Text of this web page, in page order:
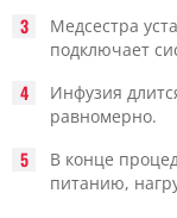
Медсестра
подключает
Инфузия
равномерно.
В конце
питанию,